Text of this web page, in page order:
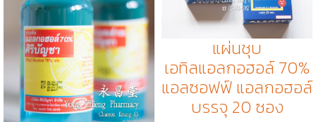
แผ่นชุบ
เอทิลแอลกอฮอล์ 70%
แอลซอฟฟ์ แอลกอฮอล์
บรรจุ 20 ซอง